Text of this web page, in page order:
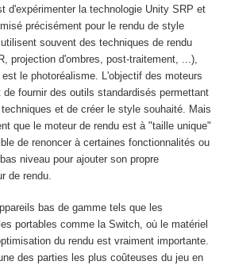
d'expérimenter la technologie Unity SRP et
précisément pour le rendu de style
souvent des techniques de rendu
projection d'ombres, post-traitement, ...),
le photoréalisme. L'objectif des moteurs
fournir des outils standardisés permettant
et de créer le style souhaité. Mais
que le moteur de rendu est à "taille unique"
de renoncer à certaines fonctionnalités ou
niveau pour ajouter son propre
de rendu.
bas de gamme tels que les
portables comme la Switch, où le matériel
du rendu est vraiment importante.
des parties les plus coûteuses du jeu en